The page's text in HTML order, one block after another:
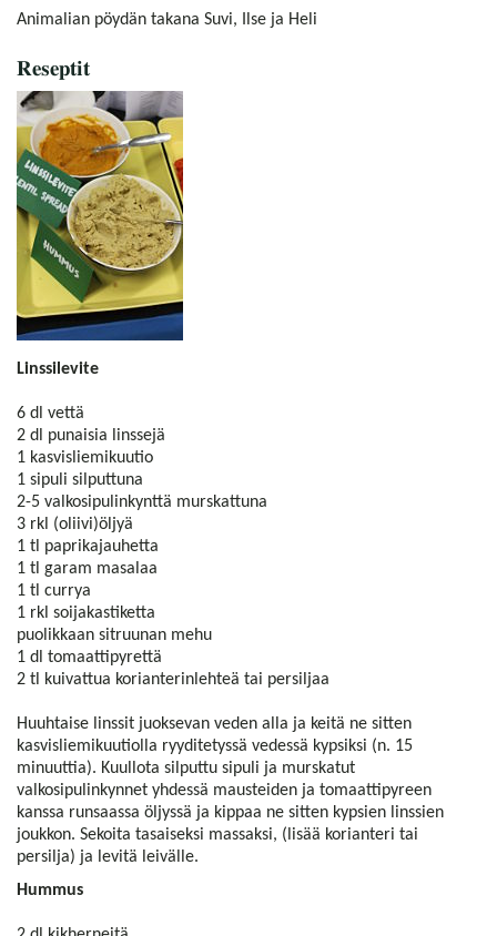
Animalian pöydän takana Suvi, Ilse ja Heli
Reseptit
Linssilevite
6 dl vettä
2 dl punaisia linssejä
1 kasvisliemikuutio
1 sipuli silputtuna
2-5 valkosipulinkynttä murskattuna
3 rkl (oliivi)öljyä
1 tl paprikajauhetta
1 tl garam masalaa
1 tl currya
1 rkl soijakastiketta
puolikkaan sitruunan mehu
1 dl tomaattipyrettä
2 tl kuivattua korianterinlehteä tai persiljaa
Huuhtaise linssit juoksevan veden alla ja keitä ne sitten
kasvisliemikuutiolla ryyditetyssä vedessä kypsiksi (n. 15
minuuttia). Kuullota silputtu sipuli ja murskatut
valkosipulinkynnet yhdessä mausteiden ja tomaattipyreen
kanssa runsaassa öljyssä ja kippaa ne sitten kypsien linssien
joukkon. Sekoita tasaiseksi massaksi, (lisää korianteri tai
persilja) ja levitä leivälle.
Hummus